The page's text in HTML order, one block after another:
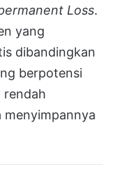
Loss.
yang
dibandingkan
berpotensi
rendah
menyimpannya